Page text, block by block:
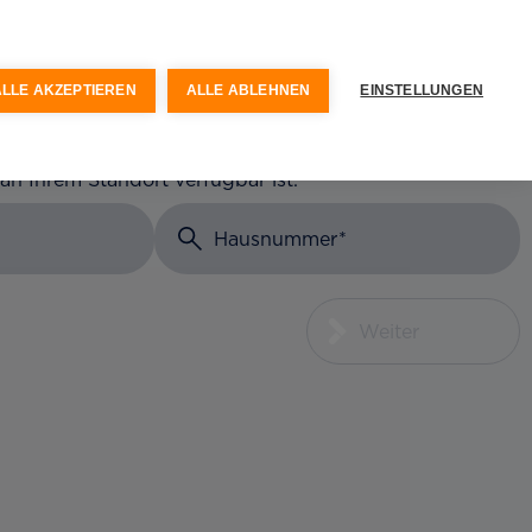
Ihrem Standort verfügbar ist.
Hausnummer
AKZEPTIEREN ALLE ABLEHNEN EINSTELLUNGEN